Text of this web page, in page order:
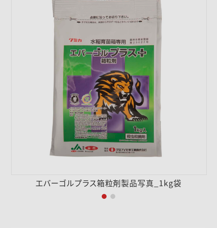
お問い合わせ English
株主・投資家情報
エバーゴルプラス箱粒剤製品写真_1kg袋